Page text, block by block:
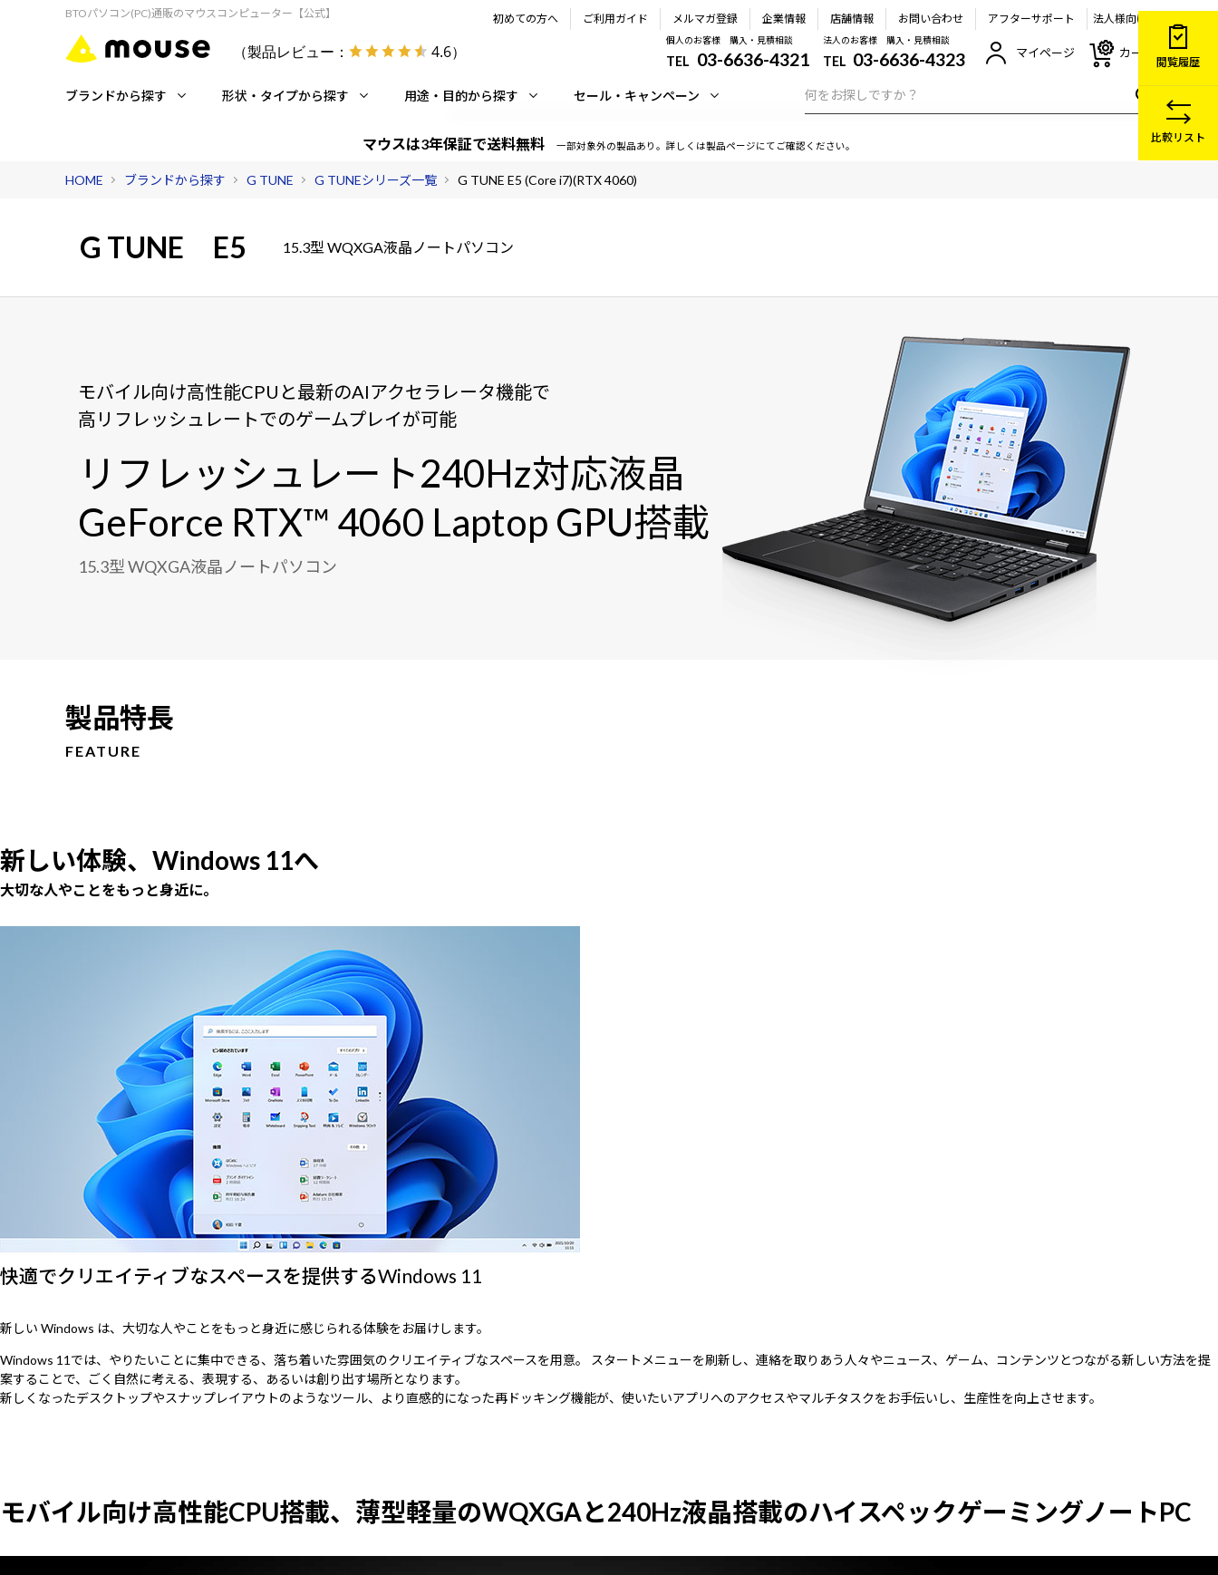
BTOパソコン(PC)通販のマウスコンピューター【公式】
（製品レビュー： 4.6）
初めての方へ ご利用ガイド メルマガ登録 企業情報 店舗情報 お問い合わせ アフターサポート 法人様向け
個人のお客様 購入・見積相談
TEL 03-6636-4321
法人のお客様 購入・見積相談
TEL 03-6636-4323 マイページ カート
ブランドから探す 形状・タイプから探す 用途・目的から探す セール・キャンペーン
マウスは3年保証で送料無料 一部対象外の製品あり。詳しくは製品ページにてご確認ください。
HOME ブランドから探す G TUNE G TUNEシリーズ一覧 G TUNE E5 (Core i7)(RTX 4060)
G TUNE E5 15.3型 WQXGA液晶ノートパソコン
モバイル向け高性能CPUと最新のAIアクセラレータ機能で
高リフレッシュレートでのゲームプレイが可能
リフレッシュレート240Hz対応液晶
GeForce RTX™ 4060 Laptop GPU搭載
15.3型 WQXGA液晶ノートパソコン
製品特長
FEATURE
新しい体験、Windows 11へ
大切な人やことをもっと身近に。
快適でクリエイティブなスペースを提供するWindows 11
新しい Windows は、大切な人やことをもっと身近に感じられる体験をお届けします。
Windows 11では、やりたいことに集中できる、落ち着いた雰囲気のクリエイティブなスペースを用意。 スタートメニューを刷新し、連絡を取りあう人々やニュース、ゲーム、コンテンツとつながる新しい方法を提
案することで、ごく自然に考える、表現する、あるいは創り出す場所となります。
新しくなったデスクトップやスナップレイアウトのようなツール、より直感的になった再ドッキング機能が、使いたいアプリへのアクセスやマルチタスクをお手伝いし、生産性を向上させます。
モバイル向け高性能CPU搭載、薄型軽量のWQXGAと240Hz液晶搭載のハイスペックゲーミングノートPC
閲覧履歴
比較リスト